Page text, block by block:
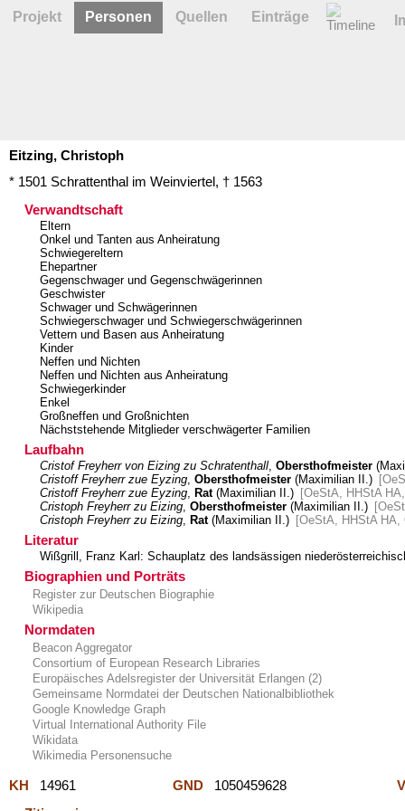
Eitzing, Christoph
* 1501 Schrattenthal im Weinviertel, † 1563
Verwandtschaft
Eltern
Onkel und Tanten aus Anheiratung
Schwiegereltern
Ehepartner
Gegenschwager und Gegenschwägerinnen
Geschwister
Schwager und Schwägerinnen
Schwiegerschwager und Schwiegerschwägerinnen
Vettern und Basen aus Anheiratung
Kinder
Neffen und Nichten
Neffen und Nichten aus Anheiratung
Schwiegerkinder
Enkel
Großneffen und Großnichten
Nächststehende Mitglieder verschwägerter Familien
Laufbahn
Cristof Freyherr von Eizing zu Schratenthall Obersthofmeister
Cristoff Freyherr zue Eyzing Obersthofmeister (Maximilian II.)
Cristoff Freyherr zue Eyzing
Rat(Maximilian II.) [OeStA, HHStA
Cristoph Freyherr zu Eizing Obersthofmeister (Maximilian II.)
Cristoph Freyherr zu Eizing
Rat(Maximilian II.) [OeStA, HHStA
Literatur
Wißgrill, Franz Karl: Schauplatz des landsässigen
Biographien und Porträts
Register zur Deutschen Biographie
Wikipedia
Normdaten
Beacon Aggregator
Consortium of European Research Libraries
Europäisches Adelsregister der Universität Erlangen (2)
Gemeinsame Normdatei der Deutschen Nationalbibliothek
Google Knowledge Graph
Virtual International Authority File
Wikidata
Wikimedia Personensuche
KH 14961 GND 1050459628
Projekt Personen Quellen Einträge